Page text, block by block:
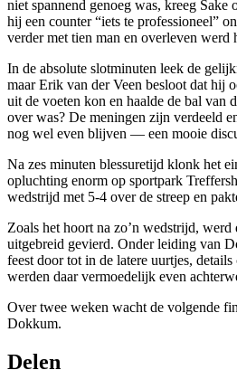
niet spannend genoeg was, kreeg Sake
hij een counter “iets te professioneel”
verder met tien man en overleven werd
In de absolute slotminuten leek de
maar Erik van der Veen besloot dat hij
uit de voeten kon en haalde de bal van
over was? De meningen zijn verdeeld
nog wel even blijven — een mooie
Na zes minuten blessuretijd klonk het
opluchting enorm op sportpark
wedstrijd met 5-4 over de streep en
Zoals het hoort na zo’n wedstrijd,
uitgebreid gevierd. Onder leiding van
feest door tot in de latere uurtjes,
werden daar vermoedelijk even
Over twee weken wacht de volgende
Dokkum.
Delen